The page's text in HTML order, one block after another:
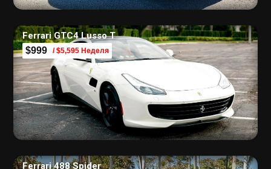
Ferrari GTC4 Lusso T
$999 / $5,595 Неделя
Ferrari 488 Spider